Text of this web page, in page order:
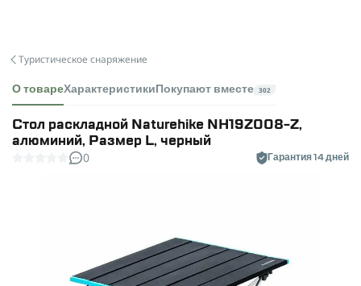
Туристическое снаряжение
О товареХарактеристики Покупают вместе 302
Cтол раскладной Naturehike NH19Z008-Z,
алюминий, Размер L, черный
0 Гарантия 14 дней